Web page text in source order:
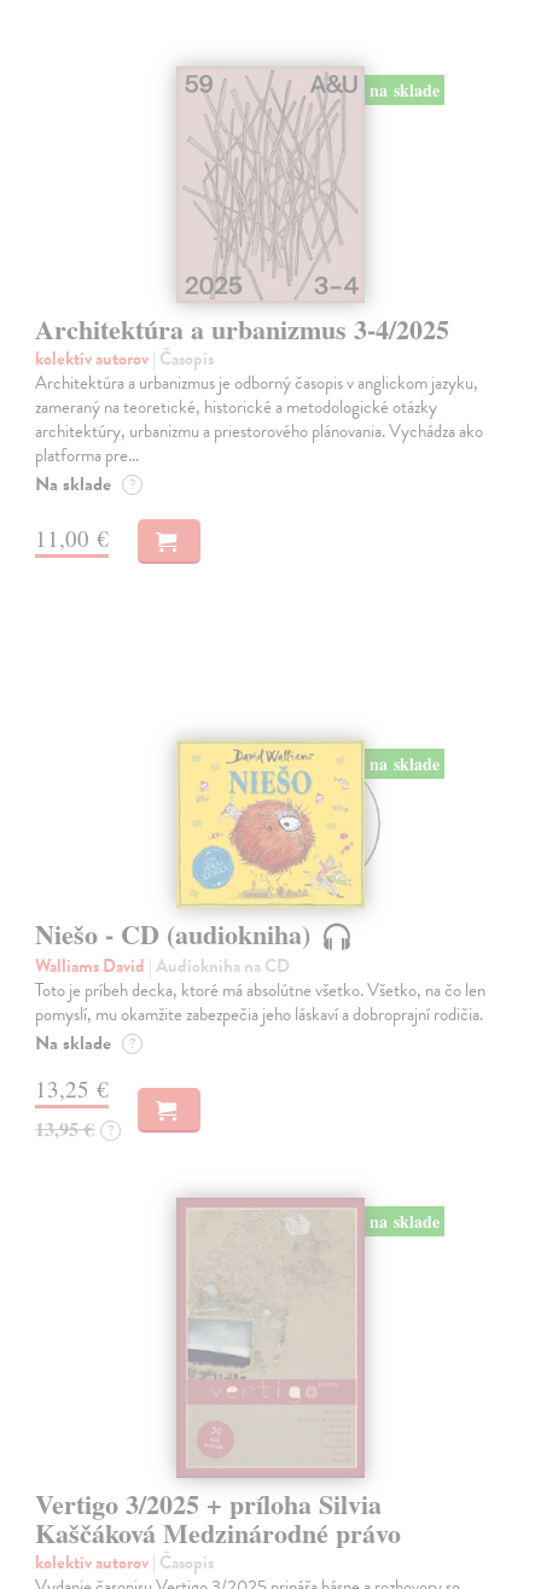
na sklade
Architektúra a urbanizmus 3-4/2025
kolektív autorov| Časopis
Architektúra a urbanizmus je odborný časopis v anglickom jazyku,
zameraný na teoretické, historické a metodologické otázky
architektúry, urbanizmu a priestorového plánovania. Vychádza ako
platforma pre…
Na sklade ?
11,00 €
na sklade
Niešo - CD (audiokniha)
Walliams David | Audiokniha na CD
Toto je príbeh decka, ktoré má absolútne všetko. Všetko, na čo len
pomyslí, mu okamžite zabezpečia jeho láskaví a dobroprajní rodičia.
Na sklade ?
13,25 €
13,95 € ?
na sklade
Vertigo 3/2025 + príloha Silvia
Kaščáková Medzinárodné právo
kolektív autorov| Časopis